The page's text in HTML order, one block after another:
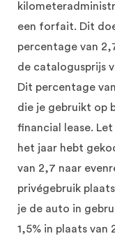
een forfait. Dit
percentage van
de catalogusprijs
Dit percentage
die je gebruikt op
financial lease.
het jaar hebt
van 2,7 naar
privégebruik
je de auto in
1,5% in plaats van